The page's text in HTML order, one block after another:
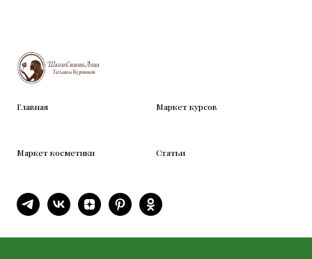
Главная Маркет курсов
Маркет косметики Статьи